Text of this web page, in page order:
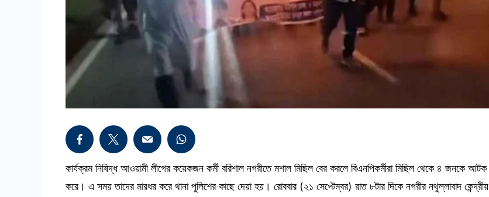
কার্যক্রম নিষিদ্ধ আওয়ামী লীগের কয়েকজন কর্মী বরিশাল নগরীতে মশাল মিছিল বের করলে বিএনপিকর্মীরা মিছিল থেকে ৪ জনকে আটক
করে। এ সময় তাদের মারধর করে থানা পুলিশের কাছে দেয়া হয়। রোববার (২১ সেপ্টেম্বর) রাত ৮টার দিকে নগরীর নথুল্লাবাদ কেন্দ্রীয়